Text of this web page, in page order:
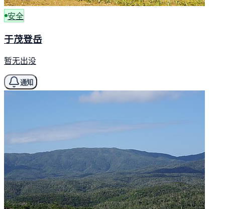
安全
于茂登岳
暂无出没
通知